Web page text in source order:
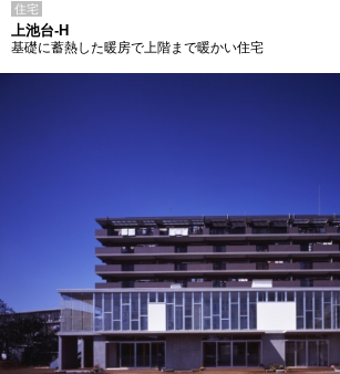
住宅
上池台-H
基礎に蓄熱した暖房で上階まで暖かい住宅